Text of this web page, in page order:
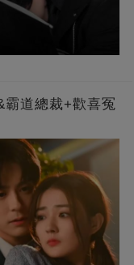
霸道總裁+歡喜冤